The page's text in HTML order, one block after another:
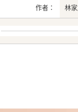
作者： 林